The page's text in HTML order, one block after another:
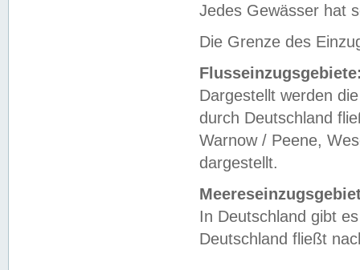
Jedes Gewässer hat
Die Grenze des
Dargestellt werden
durch Deutschland
Warnow / Peene,
dargestellt.
In Deutschland gibt
Deutschland fließt